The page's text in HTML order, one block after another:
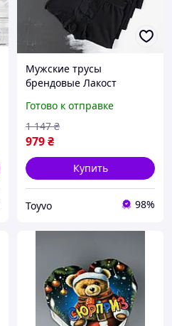
Мужские трусы
брендовые Лакост
комплекте с коробкой 5
штук Lacoste Toyvoo
Чоловічі труси брендові
Лакост чорні
Готово к отправке
979₴
1 147 ₴
Купить
Toyvo 98%